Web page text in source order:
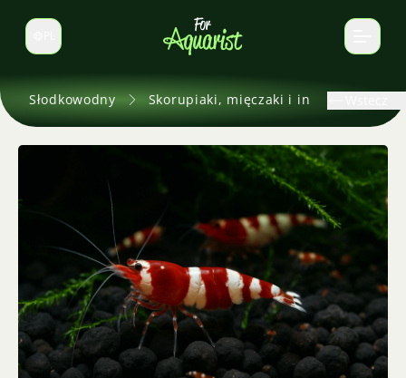
Zmień język
Słodkowodny Skorupiaki, mięczaki i inne